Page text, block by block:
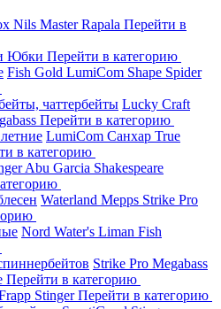
Nils MasterRapala Перейти в
Юбки Перейти в категорию
Fish Gold LumiCom Shape Spider
чаттербейты Lucky Craft
Перейти в категорию
LumiCom Санхар True
в категорию
Abu Garcia Shakespeare
Waterland Mepps Strike Pro
Nord Water's Liman Fish
Strike Pro Megabass
Перейти в категорию
StingerПерейти в категорию